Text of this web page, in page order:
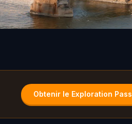
Obtenir le Exploration Pass